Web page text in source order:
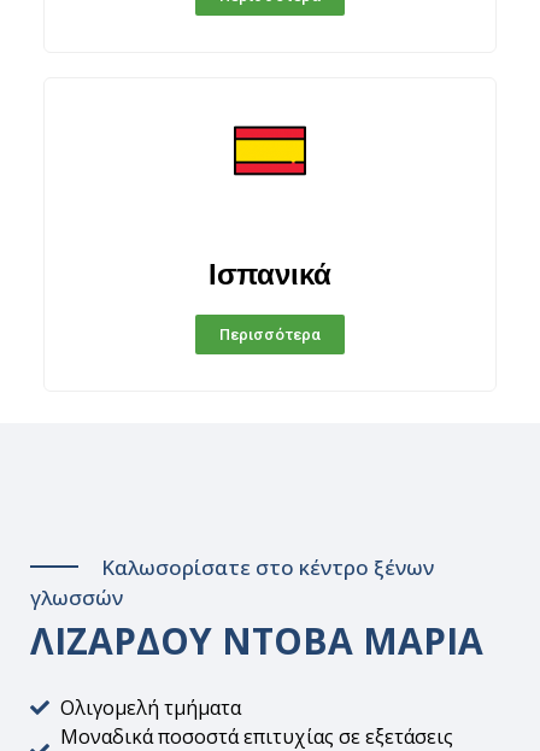
Ισπανικά
Περισσότερα
Καλωσορίσατε στο κέντρο ξένων
γλωσσών
ΛΙΖΑΡΔΟΥ ΝΤΟΒΑ ΜΑΡΙΑ
Ολιγομελή τμήματα
Μοναδικά ποσοστά επιτυχίας σε εξετάσεις